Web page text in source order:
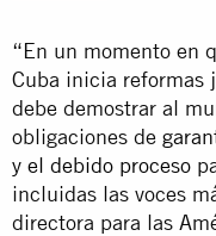
“En un momento en
Cuba inicia reformas
debe demostrar al
obligaciones de
y el debido proceso
incluidas las voces
directora para las